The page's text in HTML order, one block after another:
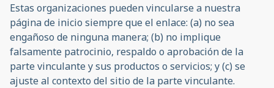
Estas organizaciones pueden vincularse a nuestra
página de inicio siempre que el enlace: (a) no sea
engañoso de ninguna manera; (b) no implique
falsamente patrocinio, respaldo o aprobación de la
parte vinculante y sus productos o servicios; y (c) se
ajuste al contexto del sitio de la parte vinculante.